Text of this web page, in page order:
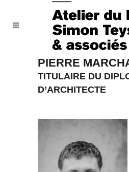
PIERRE
TITULAIRE DU
D’ARCHITECTE